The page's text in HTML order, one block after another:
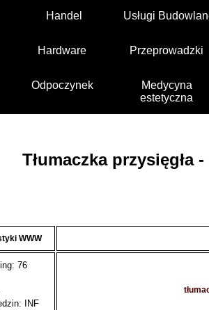
Handel Usługi
Hardware Przeprowadzki
Odpoczynek
Medycyna
estetyczna
Tłumaczka przysięgła
WWW
76
INF